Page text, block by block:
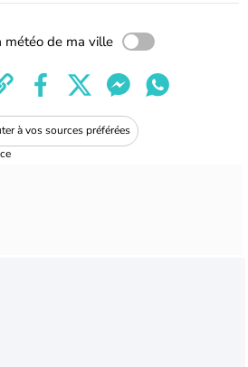
météo de ma ville
à vos sources préférées